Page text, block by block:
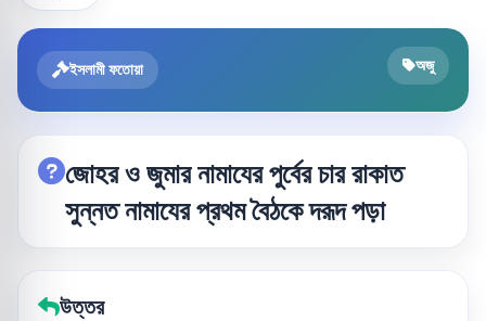
ইসলামী ফতোয়া অজু
জোহর ও জুমার নামাযের পুর্বের চার রাকাত
সুন্নত নামাযের প্রথম বৈঠকে দরূদ পড়া
উত্তর